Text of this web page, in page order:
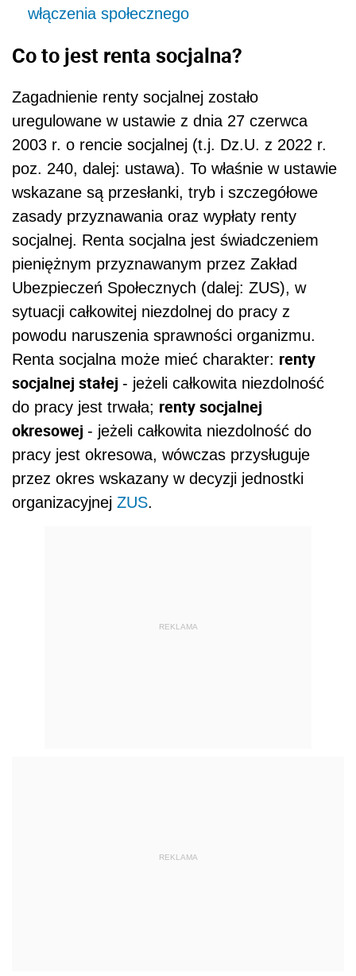
włączenia społecznego
Co to jest renta socjalna?
Zagadnienie renty socjalnej zostało
uregulowane w ustawie z dnia 27 czerwca
2003 r. o rencie socjalnej (t.j. Dz.U. z 2022 r.
poz. 240, dalej: ustawa). To właśnie w ustawie
wskazane są przesłanki, tryb i szczegółowe
zasady przyznawania oraz wypłaty renty
socjalnej. Renta socjalna jest świadczeniem
pieniężnym przyznawanym przez Zakład
Ubezpieczeń Społecznych (dalej: ZUS), w
sytuacji całkowitej niezdolnej do pracy z
powodu naruszenia sprawności organizmu.
Renta socjalna może mieć charakter: renty
socjalnej stałej - jeżeli całkowita niezdolność
do pracy jest trwała; renty socjalnej
okresowej - jeżeli całkowita niezdolność do
pracy jest okresowa, wówczas przysługuje
przez okres wskazany w decyzji jednostki
organizacyjnej ZUS.
REKLAMA
REKLAMA